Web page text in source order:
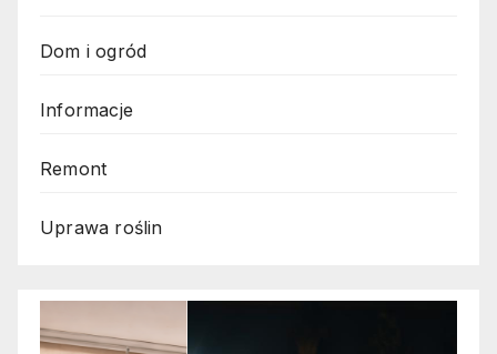
Dom i ogród
Informacje
Remont
Uprawa roślin